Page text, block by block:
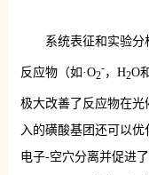
系统表征和实验
反应物（如·O2
-，H2O
极大改善了反应物在光
入的磺酸基团还可以
电子-空穴分离并促进